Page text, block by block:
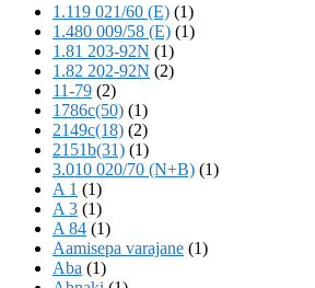
1.119 021/60 (E) (1)
1.480 009/58 (E) (1)
1.81 203-92N (1)
1.82 202-92N (2)
11-79 (2)
1786c(50) (1)
2149c(18) (2)
2151b(31) (1)
3.010 020/70 (N+B) (1)
A 1 (1)
A 3 (1)
A 84 (1)
Aamisepa varajane (1)
Aba (1)